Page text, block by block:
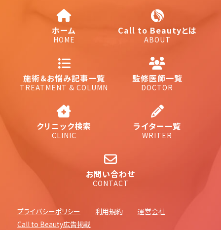
ホーム
HOME
Call to Beautyとは
ABOUT
施術＆お悩み記事一覧
TREATMENT & COLUMN
監修医師一覧
DOCTOR
クリニック検索
CLINIC
ライター一覧
WRITER
お問い合わせ
CONTACT
プライバシーポリシー 利用規約
運営会社
Call to Beauty広告掲載